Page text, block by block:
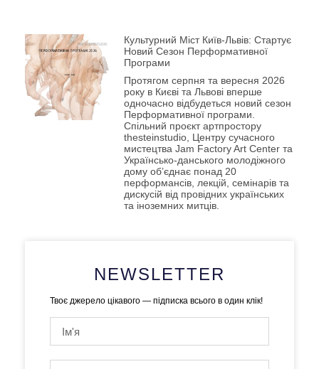
Культурний Міст Київ-Львів: Стартує
Новий Сезон Перформативної
Програми
Протягом серпня та вересня 2026
року в Києві та Львові вперше
одночасно відбудеться новий сезон
Перформативної програми.
Спільний проєкт артпростору
thesteinstudio, Центру сучасного
мистецтва Jam Factory Art Center та
Українсько-данського молодіжного
дому об’єднає понад 20
перформансів, лекцій, семінарів та
дискусій від провідних українських
та іноземних митців.
NEWSLETTER
Твоє джерело цікавого — підписка всього в один клік!